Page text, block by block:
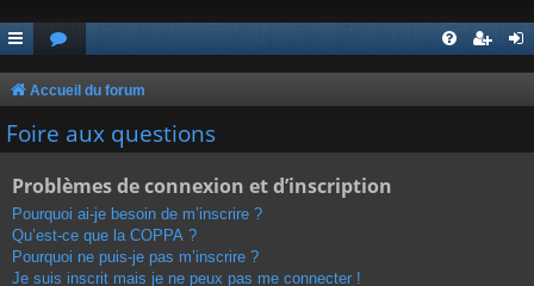
Accueil du forum
Foire aux questions
Problèmes de connexion et d’inscription
Pourquoi ai-je besoin de m’inscrire ?
Qu’est-ce que la COPPA ?
Pourquoi ne puis-je pas m’inscrire ?
Je suis inscrit mais je ne peux pas me connecter !